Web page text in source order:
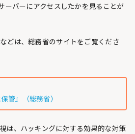
ーバーにアクセスしたかを見ることが
どは、総務省のサイトをご覧くださ
管』（総務省）
は、ハッキングに対する効果的な対策